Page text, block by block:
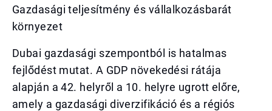
Gazdasági teljesítmény és vállalkozásbarát
környezet
Dubai gazdasági szempontból is hatalmas
fejlődést mutat. A GDP növekedési rátája
alapján a 42. helyről a 10. helyre ugrott előre,
amely a gazdasági diverzifikáció és a régiós